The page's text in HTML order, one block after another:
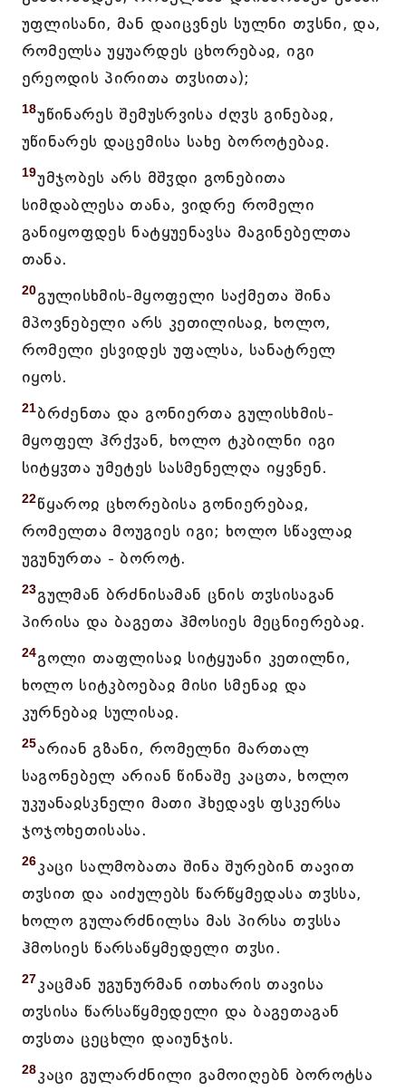
უფლისანი, მან დაიცვნეს სულნი თჳსნი, და,
რომელსა უყუარდეს ცხორებაჲ, იგი
ერეოდის პირითა თჳსითა);
18უწინარეს შემუსრვისა ძღჳს გინებაჲ,
უწინარეს დაცემისა სახე ბოროტებაჲ.
19უმჯობეს არს მშჳდი გონებითა
სიმდაბლესა თანა, ვიდრე რომელი
განიყოფდეს ნატყუენავსა მაგინებელთა
თანა.
20გულისხმის-მყოფელი საქმეთა შინა
მპოვნებელი არს კეთილისაჲ, ხოლო,
რომელი ესვიდეს უფალსა, სანატრელ
იყოს.
21ბრძენთა და გონიერთა გულისხმის-
მყოფელ ჰრქჳან, ხოლო ტკბილნი იგი
სიტყჳთა უმეტეს სასმენელღა იყვნენ.
22წყაროჲ ცხორებისა გონიერებაჲ,
რომელთა მოუგიეს იგი; ხოლო სწავლაჲ
უგუნურთა - ბოროტ.
23გულმან ბრძნისამან ცნის თჳსისაგან
პირისა და ბაგეთა ჰმოსიეს მეცნიერებაჲ.
24გოლი თაფლისაჲ სიტყუანი კეთილნი,
ხოლო სიტკბოებაჲ მისი სმენაჲ და
კურნებაჲ სულისაჲ.
25არიან გზანი, რომელნი მართალ
საგონებელ არიან წინაშე კაცთა, ხოლო
უკუანაჲსკნელი მათი ჰხედავს ფსკერსა
ჯოჯოხეთისასა.
26კაცი სალმობათა შინა შურებინ თავით
თჳსით და აიძულებს წარწყმედასა თჳსსა,
ხოლო გულარძნილსა მას პირსა თჳსსა
ჰმოსიეს წარსაწყმედელი თჳსი.
27კაცმან უგუნურმან ითხარის თავისა
თჳსისა წარსაწყმედელი და ბაგეთაგან
თჳსთა ცეცხლი დაიუნჯის.
28კაცი გულარძნილი გამოიღებნ ბოროტსა